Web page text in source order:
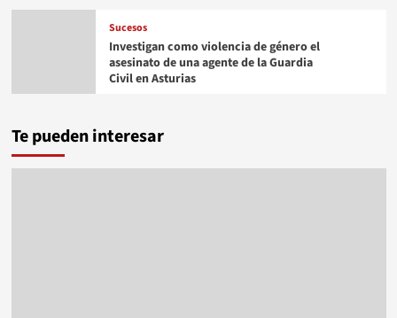
Sucesos
Investigan como violencia de género el
asesinato de una agente de la Guardia
Civil en Asturias
Te pueden interesar